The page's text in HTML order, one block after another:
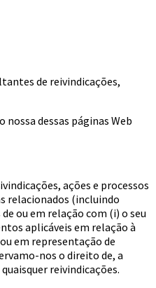
de reivindicações,
dessas páginas Web
ações e processos
relacionados (incluindo
ou em relação com (i) o seu
aplicáveis em relação à
em representação de
nos o direito de, a
reivindicações.